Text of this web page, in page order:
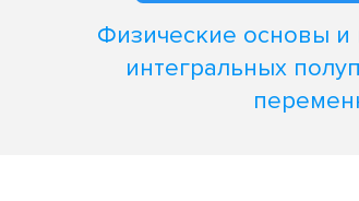
Физические основы
интегральных